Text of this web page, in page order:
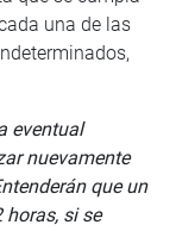
una de las
eventual
nuevamente
que un
horas, si se